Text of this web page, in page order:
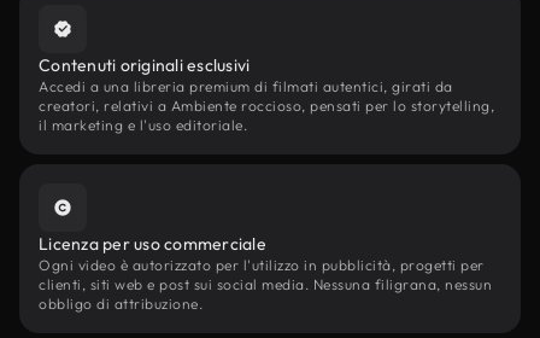
Contenuti originali esclusivi
Accedi a una libreria premium di filmati autentici, girati da
creatori, relativi a Ambiente roccioso, pensati per lo storytelling,
il marketing e l'uso editoriale.
Licenza per uso commerciale
Ogni video è autorizzato per l'utilizzo in pubblicità, progetti per
clienti, siti web e post sui social media. Nessuna filigrana, nessun
obbligo di attribuzione.